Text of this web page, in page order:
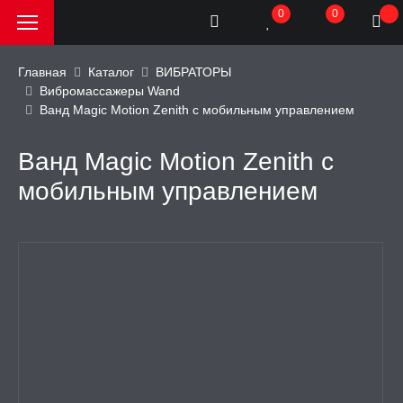
АКЦИИ и
0 0
Главная Каталог
ВИБРАТОРЫ
Вибромассажеры Wand
Ванд Magic Motion Zenith с мобильным управлением
Ванд Magic Motion Zenith с
мобильным управлением